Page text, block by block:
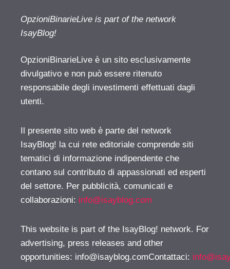
OpzioniBinarieLive is part of the network
IsayBlog!
OpzioniBinarieLive è un sito esclusivamente
divulgativo e non può essere ritenuto
responsabile degli investimenti effettuati dagli
utenti.
Il presente sito web è parte del network
IsayBlog! la cui rete editoriale comprende siti
tematici di informazione indipendente che
contano sul contributo di appassionati ed esperti
del settore. Per pubblicità, comunicati e
collaborazioni: info@isayblog.com
This website is part of the IsayBlog! network. For
advertising, press releases and other
opportunities: info@isayblog.comContattaci: